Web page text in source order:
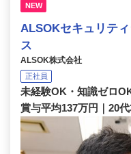
NEW
ALSOKセキュリテ
ス
ALSOK株式会社
正社員
未経験OK・知識ゼロ
賞与平均137万円｜20